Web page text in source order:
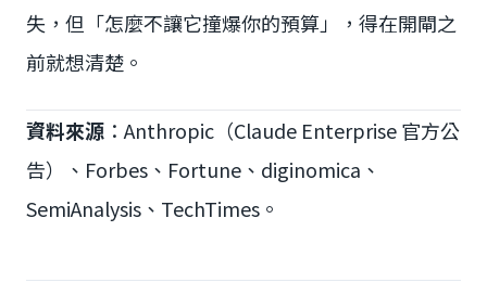
失，但「怎麼不讓它撞爆你的預算」，得在開閘之
前就想清楚。
資料來源 ：Anthropic（Claude Enterprise 官方公
告）、Forbes、Fortune、diginomica、
SemiAnalysis、TechTimes。